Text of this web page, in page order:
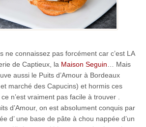
ne connaissez pas forcément car c’est LA
de Captieux, la Maison Seguin … Mais
aussi le Puits d’Amour à Bordeaux
marché des Capucins) et hormis ces
n’est vraiment pas facile à trouver .
d’Amour, on est absolument conquis par
d’ une base de pâte à chou nappée d’un